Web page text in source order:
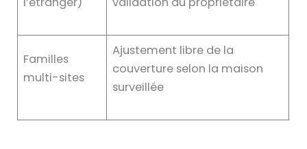
Familles
multi-sites
Ajustement libre de la
couverture selon la maison
surveillée